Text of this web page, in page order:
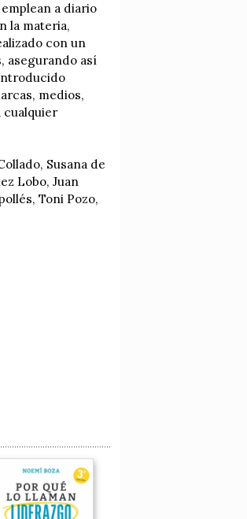
a diario
la materia,
con un
asegurando así
medios,
cualquier
Susana de
Lobo, Juan
Toni Pozo,